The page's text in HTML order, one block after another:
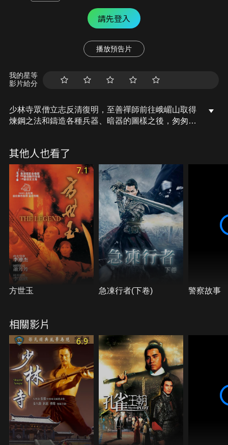
請先登入
播放預告片
我的星等
影片給分
少林寺眾僧立志反清復明，至善禪師前往峨嵋山取得
煉鋼之法和鑄造各種兵器、暗器的圖樣之後，匆匆趕
一面化緣募捐，一面結識江湖豪傑……
其他人也看了
7.1
方世玉 急凍行者(下卷) 警察故事
相關影片
6.9